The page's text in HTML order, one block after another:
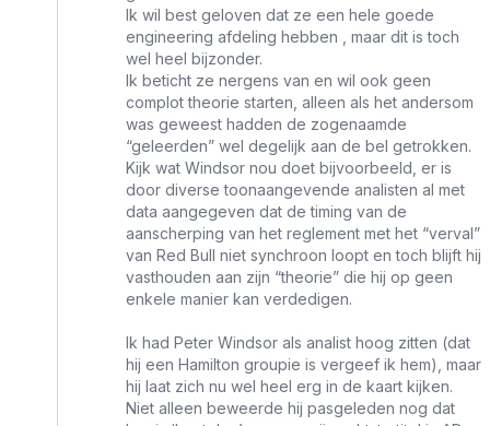
Ik wil best geloven dat ze een hele goede
engineering afdeling hebben , maar dit is toch
wel heel bijzonder.
Ik beticht ze nergens van en wil ook geen
complot theorie starten, alleen als het andersom
was geweest hadden de zogenaamde
“geleerden” wel degelijk aan de bel getrokken.
Kijk wat Windsor nou doet bijvoorbeeld, er is
door diverse toonaangevende analisten al met
data aangegeven dat de timing van de
aanscherping van het reglement met het “verval”
van Red Bull niet synchroon loopt en toch blijft hij
vasthouden aan zijn “theorie” die hij op geen
enkele manier kan verdedigen.
Ik had Peter Windsor als analist hoog zitten (dat
hij een Hamilton groupie is vergeef ik hem), maar
hij laat zich nu wel heel erg in de kaart kijken.
Niet alleen beweerde hij pasgeleden nog dat